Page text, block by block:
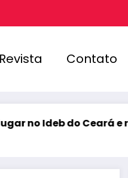
Contato
do Ceará e registra